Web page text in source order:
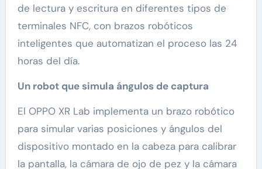
de lectura y escritura en diferentes tipos de
terminales NFC, con brazos robóticos
inteligentes que automatizan el proceso las 24
horas del día.
Un robot que simula ángulos de captura
El OPPO XR Lab implementa un brazo robótico
para simular varias posiciones y ángulos del
dispositivo montado en la cabeza para calibrar
la pantalla, la cámara de ojo de pez y la cámara